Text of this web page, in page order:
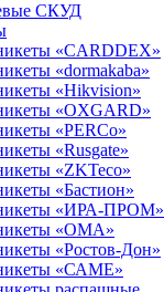
СКУД
«CARDDEX»
«dormakaba»
«Hikvision»
«OXGARD»
«PERCo»
«Rusgate»
«ZKTeco»
«Бастион»
«ИРА-ПРОМ»
«ОМА»
«Ростов-Дон»
«САМЕ»